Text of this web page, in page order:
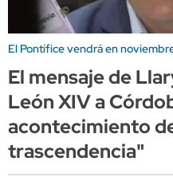
El Pontífice vendrá en
El mensaje de
León XIV a
acontecimiento
trascendencia"